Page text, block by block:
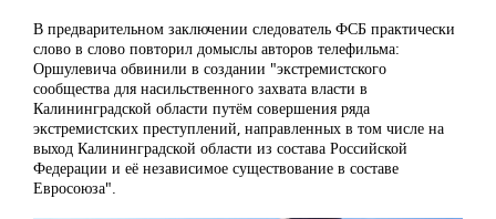
В предварительном заключении следователь ФСБ практически
слово в слово повторил домыслы авторов телефильма:
Оршулевича обвинили в создании "экстремистского
сообщества для насильственного захвата власти в
Калининградской области путём совершения ряда
экстремистских преступлений, направленных в том числе на
выход Калининградской области из состава Российской
Федерации и её независимое существование в составе
Евросоюза".